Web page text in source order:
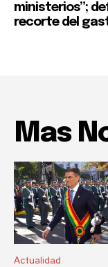
ministerios”;
recorte del
Mas
Actualidad